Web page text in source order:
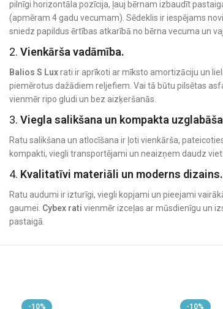
pilnīgi horizontāla pozīcija, ļauj bērnam izbaudīt
(apmēram 4 gadu vecumam). Sēdeklis ir iespējams
sniedz papildus ērtības atkarībā no bērna vecuma un
2. Vienkārša vadāmība.
Balios S Luxrati ir aprīkoti ar mīksto amortizāciju un
piemērotus dažādiem reljefiem. Vai tā būtu pilsētas
vienmēr ripo gludi un bez aizķeršanās.
3. Viegla salikšana un kompakta
Ratu salikšana un atlocīšana ir ļoti vienkārša,
kompakti, viegli transportējami un neaizņem daudz
4. Kvalitatīvi materiāli un moderns dizains.
Ratu audumi ir izturīgi, viegli kopjami un pieejami
gaumei. Cybex rati vienmēr izceļas ar mūsdienīgu un
pastaigā.
5.Papildu funkcijas un aksesuāri.
Cybex sporta rati radīti pilsētai.
-10% -10%